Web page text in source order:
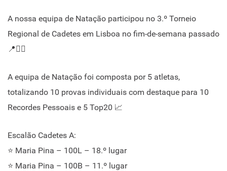
A nossa equipa de Natação participou no 3.º Torneio
Regional de Cadetes em Lisboa no fim-de-semana passado
📍🏊‍♂️
A equipa de Natação foi composta por 5 atletas,
totalizando 10 provas individuais com destaque para 10
Recordes Pessoais e 5 Top20 📈
Escalão Cadetes A:
⭐ Maria Pina – 100L – 18.º lugar
⭐ Maria Pina – 100B – 11.º lugar